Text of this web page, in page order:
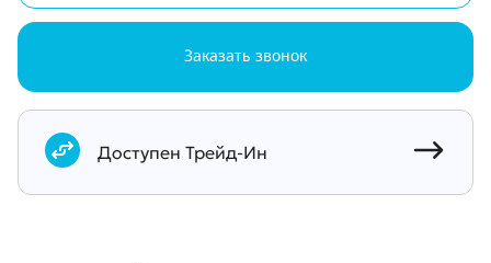
Заказать звонок
Документы
Доступен Трейд-Ин